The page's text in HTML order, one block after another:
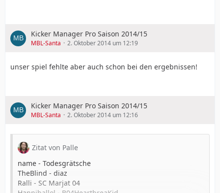
Kicker Manager Pro Saison 2014/15
MBL-Santa 2. Oktober 2014 um 12:19
unser spiel fehlte aber auch schon bei den ergebnissen!
Kicker Manager Pro Saison 2014/15
MBL-Santa 2. Oktober 2014 um 12:16
Zitat von Palle
name - Todesgrätsche
TheBlind - diaz
Ralli - SC Marjat 04